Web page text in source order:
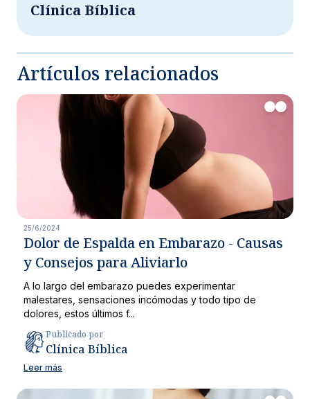
Clínica Bíblica
Artículos relacionados
25/6/2024
Dolor de Espalda en Embarazo - Causas
y Consejos para Aliviarlo
A lo largo del embarazo puedes experimentar
malestares, sensaciones incómodas y todo tipo de
dolores, estos últimos f...
Publicado por
Clínica Bíblica
Leer más